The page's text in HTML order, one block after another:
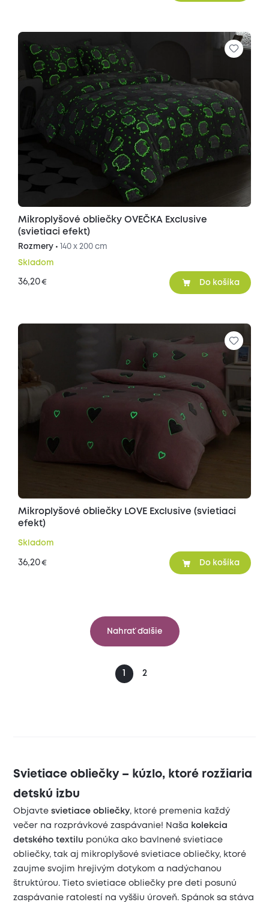
Mikroplyšové obliečky OVEČKA Exclusive
(svietiaci efekt)
Rozmery • 140 x 200 cm
Skladom
36,20€ Do košíka
Mikroplyšové obliečky LOVE Exclusive (svietiaci
efekt)
Skladom
36,20€ Do košíka
Nahrať ďalšie
2
Svietiace obliečky – kúzlo, ktoré rozžiaria
detskú izbu
Objavtesvietiace obliečky, ktoré premenia každý
večer na rozprávkové zaspávanie! Naša
kolekcia
detského textilu ponúka ako bavlnené svietiace
obliečky, tak aj mikroplyšové svietiace obliečky, ktoré
zaujme svojim hrejivým dotykom a nadýchanou
štruktúrou. Tieto svietiace obliečky pre deti posunú
zaspávanie ratolestí na vyššiu úroveň. Spánok sa stáva